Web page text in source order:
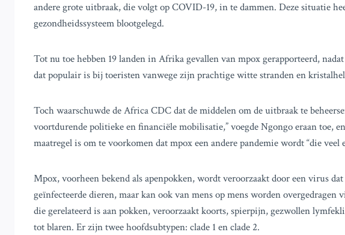
andere grote uitbraak, die volgt op COVID-19, in te dammen. Deze situatie
gezondheidssysteem blootgelegd.
Tot nu toe hebben 19 landen in Afrika gevallen van mpox gerapporteerd,
dat populair is bij toeristen vanwege zijn prachtige witte stranden en
Toch waarschuwde de Africa CDC dat de middelen om de uitbraak te
voortdurende politieke en financiële mobilisatie,” voegde Ngongo eraan toe,
maatregel is om te voorkomen dat mpox een andere pandemie wordt “die
Mpox, voorheen bekend als apenpokken, wordt veroorzaakt door een virus
geïnfecteerde dieren, maar kan ook van mens op mens worden
die gerelateerd is aan pokken, veroorzaakt koorts, spierpijn, gezwollen
tot blaren. Er zijn twee hoofdsubtypen: clade 1 en clade 2.